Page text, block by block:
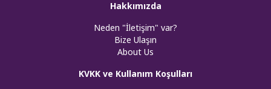
Hakkımızda
Neden "İletişim" var?
Bize Ulaşın
About Us
KVKK ve Kullanım Koşulları